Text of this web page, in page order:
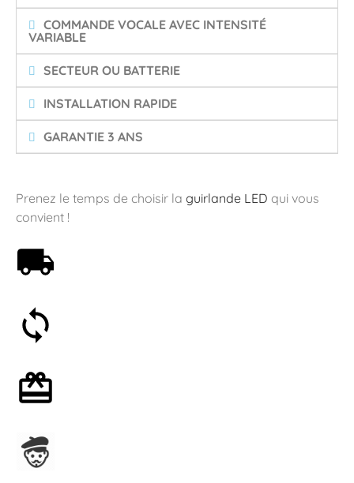
COMMANDE VOCALE AVEC INTENSITÉ
VARIABLE
SECTEUR OU BATTERIE
INSTALLATION RAPIDE
GARANTIE 3 ANS
Prenez le temps de choisir la guirlande LED qui vous
convient !